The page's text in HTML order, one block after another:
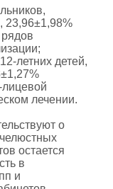
23,96±1,98%
детей,
лицевой
лечении.
о
остается
в
и